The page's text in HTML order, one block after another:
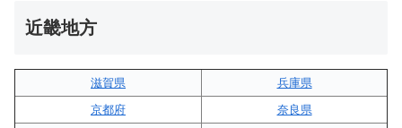
近畿地方
滋賀県
兵庫県
京都府
奈良県